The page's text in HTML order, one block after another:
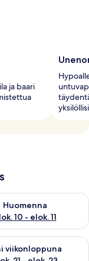
ja baari
10
Huomenna
10 - elok. 11
saatavuus
- elok. 16
viikonloppuna
viikonlopun